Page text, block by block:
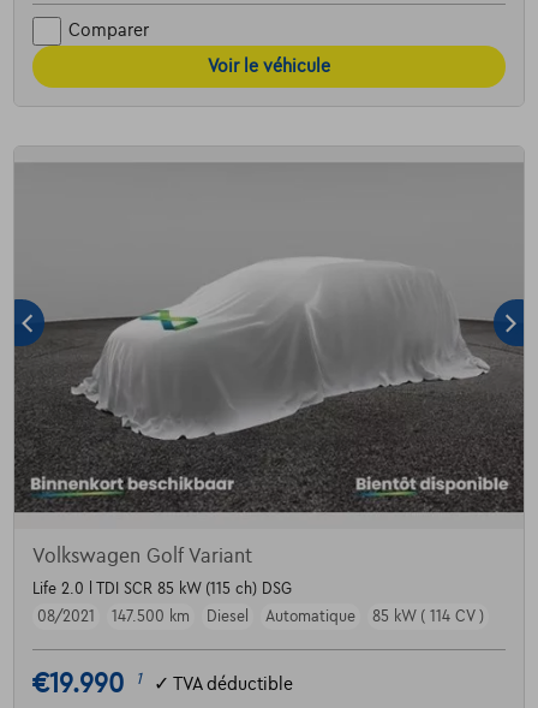
Comparer
Voir le véhicule
Volkswagen Golf Variant
Life 2.0 l TDI SCR 85 kW (115 ch) DSG
08/2021
147.500 km Diesel Automatique 85 kW ( 114 CV )
€19.990 1 ✓ TVA déductible